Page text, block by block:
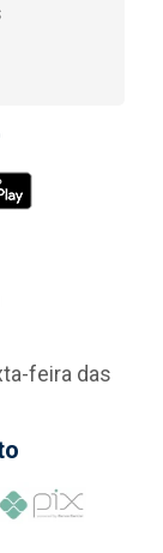
feira das